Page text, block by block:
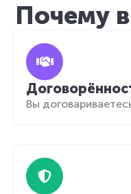
Почему
Вы